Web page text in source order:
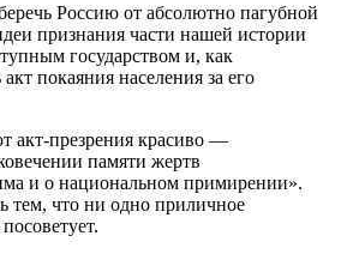
Россию от абсолютно пагубной
признания части нашей истории
государством и, как
покаяния населения за его
акт-презрения красиво —
памяти жертв
и о национальном примирении».
тем, что ни одно приличное